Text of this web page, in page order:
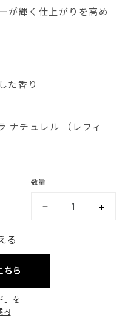
が輝く仕上がりを高め
た香り
ナチュレル （レフィ
数量
る
ちら
」を
内